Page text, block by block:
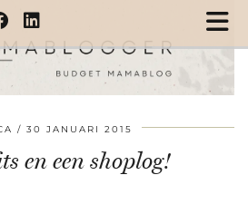
30 JANUARI 2015
en een shoplog!